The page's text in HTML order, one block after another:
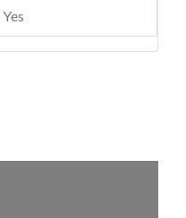
Yes